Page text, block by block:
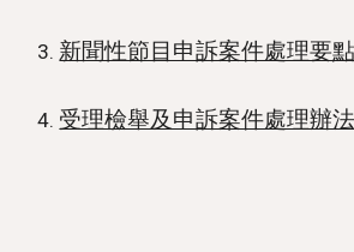
新聞性節目申訴案件處理要
受理檢舉及申訴案件處理辦